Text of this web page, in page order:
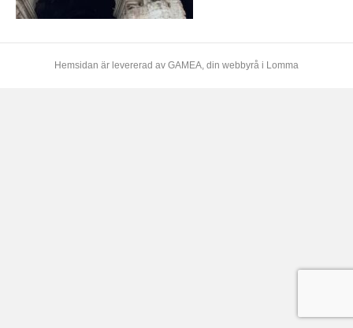
Hemsidan är levererad av GAMEA, din webbyrå i Lomma